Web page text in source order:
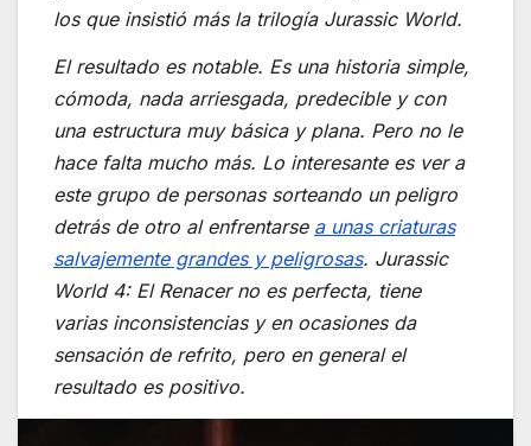
los que insistió más la trilogía Jurassic World.
El resultado es notable. Es una historia simple,
cómoda, nada arriesgada, predecible y con
una estructura muy básica y plana. Pero no le
hace falta mucho más. Lo interesante es ver a
este grupo de personas sorteando un peligro
detrás de otro al enfrentarse a unas criaturas
salvajemente grandes y peligrosas. Jurassic
World 4: El Renacerno es perfecta, tiene
varias inconsistencias y en ocasiones da
sensación de refrito, pero en general el
resultado es positivo.